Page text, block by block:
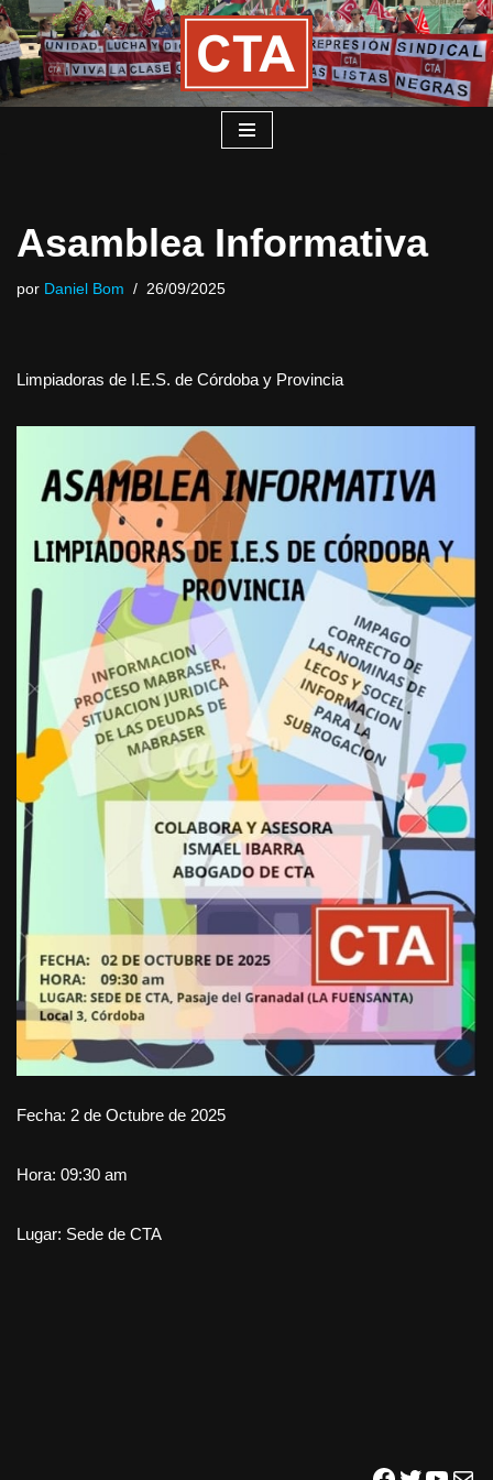
Saltar
al
contenido
Asamblea Informativa
por Daniel Bom 26/09/2025
Limpiadoras de I.E.S. de Córdoba y Provincia
Fecha: 2 de Octubre de 2025
Hora: 09:30 am
Lugar: Sede de CTA